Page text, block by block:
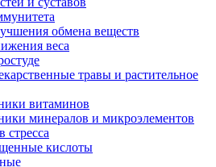
обмена веществ
веса
травы и растительное
витаминов
минералов и микроэлементов
кислоты